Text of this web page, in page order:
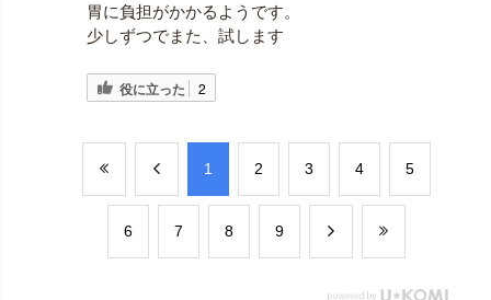
胃に負担がかかるようです。
少しずつでまた、試します
役に立った 2
​1 ​2 ​3 ​4 ​5
​6 ​7 ​8 ​9